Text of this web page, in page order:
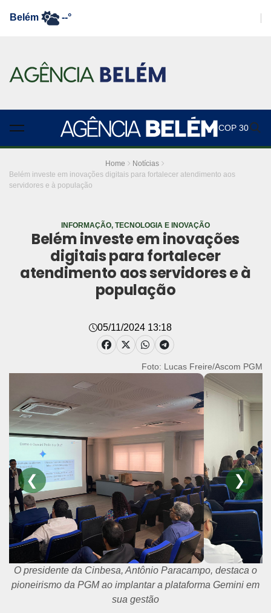
Belém --°
COP 30
Home
Notícias
Belém investe em inovações digitais para fortalecer atendimento aos
servidores e à população
INFORMAÇÃO, TECNOLOGIA E INOVAÇÃO
Belém investe em inovações
digitais para fortalecer
atendimento aos servidores e à
população
05/11/2024 13:18
Foto: Lucas Freire/Ascom PGM
❮ ❯
O presidente da Cinbesa, Antônio Paracampo, destaca o
pioneirismo da PGM ao implantar a plataforma Gemini em
sua gestão